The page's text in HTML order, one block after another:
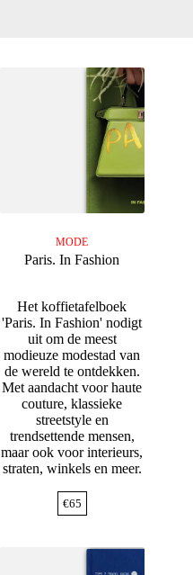
MODE
Paris. In Fashion
Het koffietafelboek
'Paris. In Fashion' nodigt
uit om de meest
modieuze modestad van
de wereld te ontdekken.
Met aandacht voor haute
couture, klassieke
streetstyle en
trendsettende mensen,
maar ook voor interieurs,
straten, winkels en meer.
€65